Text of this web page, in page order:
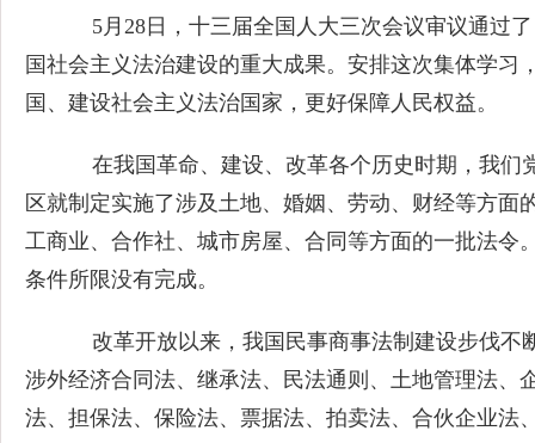
5月28日，十三届全国人大三次会议审议通过
国社会主义法治建设的重大成果。安排这次集体学
国、建设社会主义法治国家，更好保障人民权益。
在我国革命、建设、改革各个历史时期，我们
区就制定实施了涉及土地、婚姻、劳动、财经等方
工商业、合作社、城市房屋、合同等方面的一批法令
条件所限没有完成。
改革开放以来，我国民事商事法制建设步伐不
涉外经济合同法、继承法、民法通则、土地管理法
法、担保法、保险法、票据法、拍卖法、合伙企业